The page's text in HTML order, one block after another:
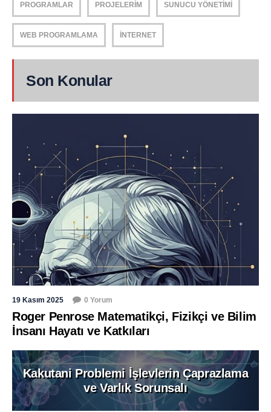
PROGRAMLAR PROJELERIM SUNUCU YÖNETIMI
WEB PROGRAMLAMA İNTERNET
Son Konular
19 Kasım 2025 0 Yorum
Roger Penrose Matematikçi, Fizikçi ve Bilim
İnsanı Hayatı ve Katkıları
Kakutani Problemi İşlevlerin Çaprazlama
ve Varlık Sorunsalı